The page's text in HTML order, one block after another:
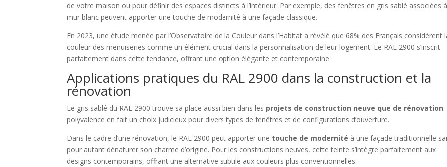
de votre maison ou pour définir des espaces distincts à l’intérieur. Par exemple, des fenêtres en gris sablé associées
mur blanc peuvent apporter une touche de modernité à une façade classique.
En 2023, une étude menée par l’Observatoire de la Couleur dans l’Habitat a révélé que 68% des Français considèrent
couleur des menuiseries comme un élément crucial dans la personnalisation de leur logement. Le RAL 2900 s’inscrit
parfaitement dans cette tendance, offrant une option élégante et contemporaine.
Applications pratiques du RAL 2900 dans la construction et la
rénovation
Le gris sablé du RAL 2900 trouve sa place aussi bien dans les projets de construction neuve que de rénovation.
polyvalence en fait un choix judicieux pour divers types de fenêtres et de configurations d’ouverture.
Dans le cadre d’une rénovation, le RAL 2900 peut apporter une touche de modernité à une façade traditionnelle
pour autant dénaturer son charme d’origine. Pour les constructions neuves, cette teinte s’intègre parfaitement aux
designs contemporains, offrant une alternative subtile aux couleurs plus conventionnelles.